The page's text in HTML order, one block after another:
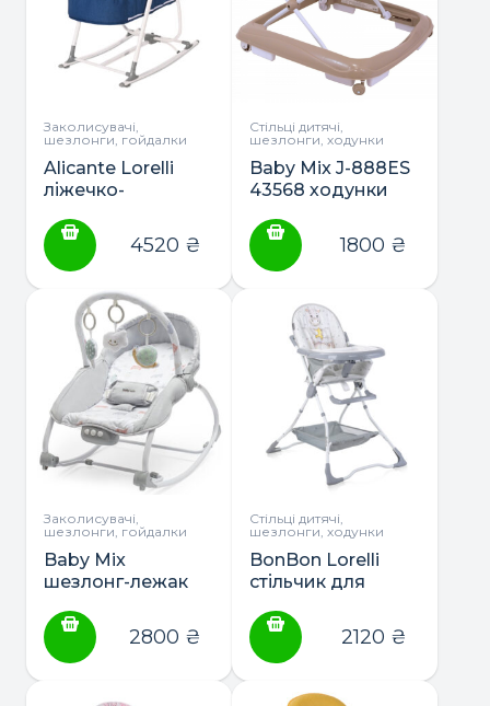
Заколисувачі,
шезлонги, гойдалки
Alicante Lorelli
ліжечко-
шезлонг 3в14520 ₴
Стільці дитячі,
шезлонги, ходунки
Baby Mix J-888ES
43568 ходунки
1800 ₴
Заколисувачі,
шезлонги, гойдалки
Baby Mix
шезлонг-лежак
2800 ₴
Стільці дитячі,
шезлонги, ходунки
BonBon Lorelli
стільчик для
2120 ₴